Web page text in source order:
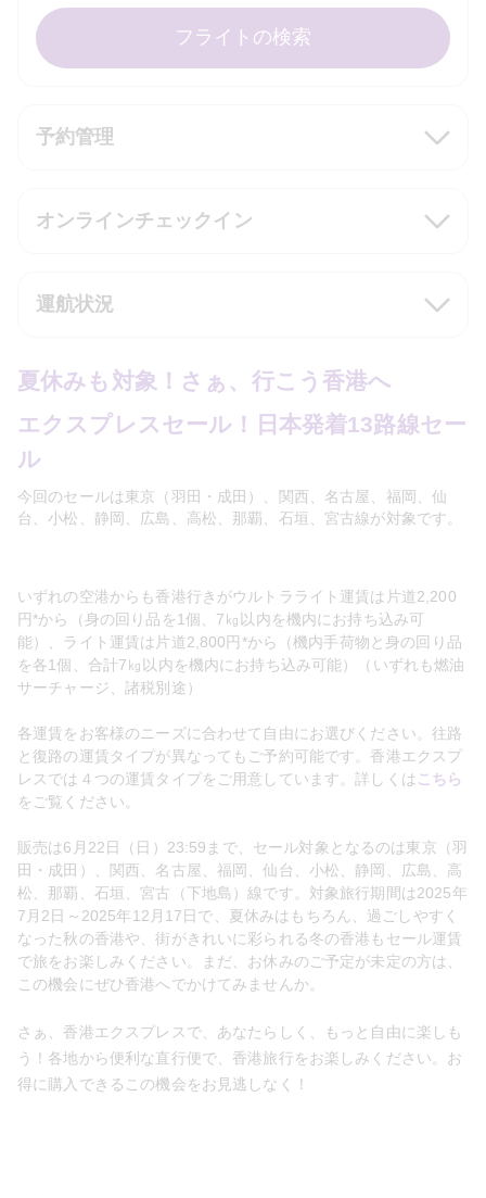
予約管理
オンラインチェックイン
運航状況
フライトの検索
夏休みも対象！さぁ、行こう香港へ
エクスプレスセール！日本発着13路線セー
ル
今回のセールは東京（羽田・成田）、関西、名古屋、福岡、仙
台、小松、静岡、広島、高松、那覇、石垣、宮古線が対象です。
いずれの空港からも香港行きがウルトラライト運賃は片道2,200
円 *から（身の回り品を1個、 7㎏以内を機内にお持ち込み可
能）、ライト運賃は片道2,800 円 *から（機内手荷物と身の回り品
を各1個、合計7㎏以内を機内にお持ち込み可能）（いずれも燃油
サーチャージ、諸税別途）
各運賃をお客様のニーズに合わせて自由にお選びください。往路
と復路の運賃タイプが異なってもご予約可能です。香港エクスプ
レスでは４つの運賃タイプをご用意しています。詳しくは こちら
をご覧ください。
販売は6 月 22 日（日） 23:59 まで、セール対象となるのは東京（羽
田・成田）、関西、名古屋、福岡、仙台、小松、静岡、広島、高
松、那覇、石垣、宮古（下地島）線です。対象旅行期間は2025年
7 月 2 日～ 2025年12 月 17 日で、夏休みはもちろん、過ごしやすく
なった秋の香港や、街がきれいに彩られる冬の香港もセール運賃
で旅をお楽しみください。まだ、お休みのご予定が未定の方は、
この機会にぜひ香港へでかけてみませんか。
さぁ、香港エクスプレスで、あなたらしく、もっと自由に楽しも
う！各地から便利な直行便で、香港旅行をお楽しみください。お
得に購入できるこの機会をお見逃しなく！